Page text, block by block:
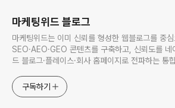
마케팅위드 블로그
마케팅위드는 이미 신뢰를 형성한 웹블로그를 중
SEO·AEO·GEO 콘텐츠를 구축하고, 신뢰도를 네
드 블로그·플레이스·회사 홈페이지로 전파하는 통
구독하기